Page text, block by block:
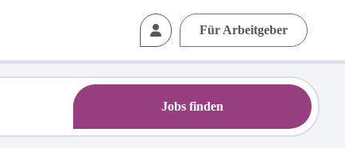
Für Arbeitgeber
Jobs finden